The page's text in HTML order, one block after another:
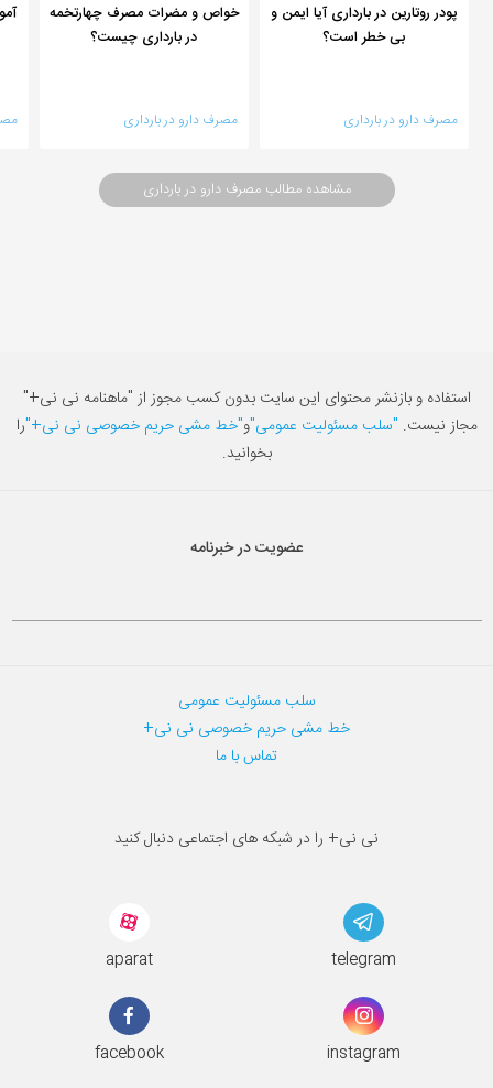
پودر روتارین در بارداری آیا ایمن و
بی خطر است؟
مصرف دارو در بارداری
خواص و مضرات مصرف چهارتخمه
در بارداری چیست؟
مصرف دارو در بارداری
مشاهده مطالب مصرف دارو در بارداری
استفاده و بازنشر محتوای این سایت بدون کسب مجوز از "ماهنامه نی نی+"
مجاز نیست. "سلب مسئولیت عمومی"و"خط مشی حریم خصوصی نی نی+"را
بخوانید.
عضویت در خبرنامه
سلب مسئولیت عمومی
خط مشی حریم خصوصی نی نی+
تماس با ما
نی نی+ را در شبکه های اجتماعی دنبال کنید
aparat telegram
facebook instagram